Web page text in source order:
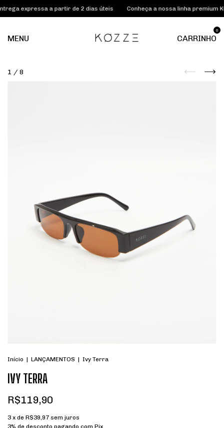
expressa a partir de 2 dias úteis Conheça a nossa linha premium
MENU CARRINHO
0
1 / 8
Início | LANÇAMENTOS | Ivy Terra
IVY TERRA
R$119,90
3 x de R$39,97 sem juros
3% de desconto pagando com Pix